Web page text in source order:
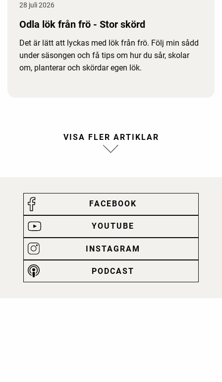
28 juli 2026
Odla lök från frö - Stor skörd
Det är lätt att lyckas med lök från frö. Följ min sådd
under säsongen och få tips om hur du sår, skolar
om, planterar och skördar egen lök.
FACEBOOK
YOUTUBE
INSTAGRAM
PODCAST